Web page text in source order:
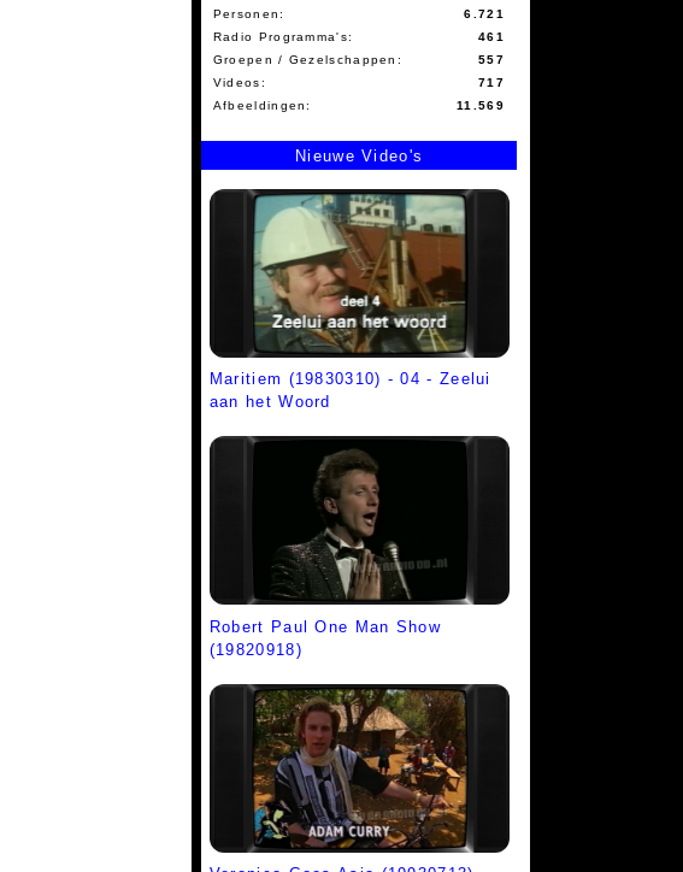
Personen:
6.721
Radio Programma's:
461
Groepen / Gezelschappen:
557
Videos:
717
Afbeeldingen:
11.569
Nieuwe Video's
Maritiem (19830310) - 04 - Zeelui
aan het Woord
Robert Paul One Man Show
(19820918)